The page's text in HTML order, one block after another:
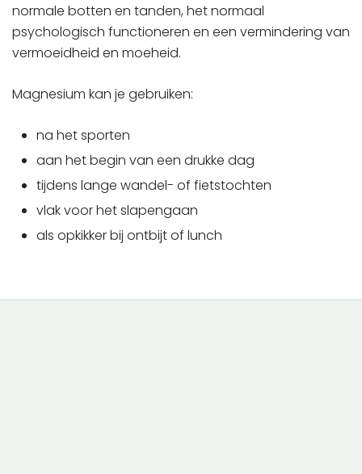
normale botten en tanden, het normaal
psychologisch functioneren en een vermindering van
vermoeidheid en moeheid.
Magnesium kan je gebruiken:
na het sporten
aan het begin van een drukke dag
tijdens lange wandel- of fietstochten
vlak voor het slapengaan
als opkikker bij ontbijt of lunch